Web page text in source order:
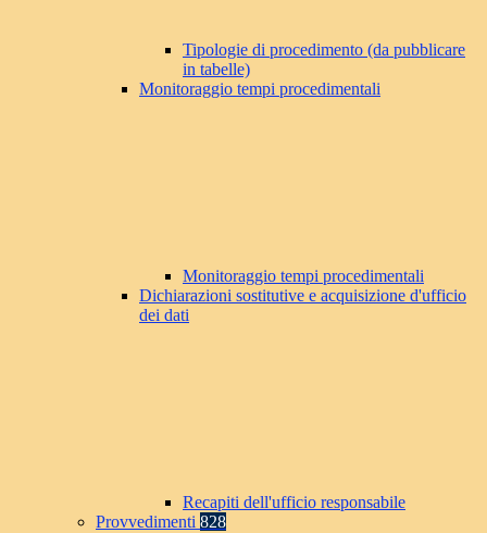
Tipologie di procedimento (da pubblicare
in tabelle)
Monitoraggio tempi procedimentali
Monitoraggio tempi procedimentali
Dichiarazioni sostitutive e acquisizione d'ufficio
dei dati
Recapiti dell'ufficio responsabile
Provvedimenti 828